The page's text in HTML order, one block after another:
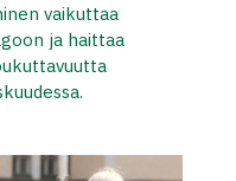
vaikuttaa
ja haittaa